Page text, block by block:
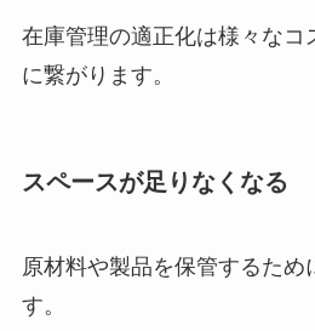
在庫管理の適正化は様々なコ
に繋がります。
スペースが足りなくなる
原材料や製品を保管するため
す。